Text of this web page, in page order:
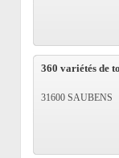
360 variétés de
31600 SAUBENS